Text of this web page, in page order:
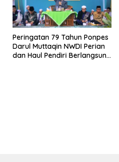
Peringatan 79 Tahun Ponpes
Darul Muttaqin NWDI Perian
dan Haul Pendiri Berlangsung